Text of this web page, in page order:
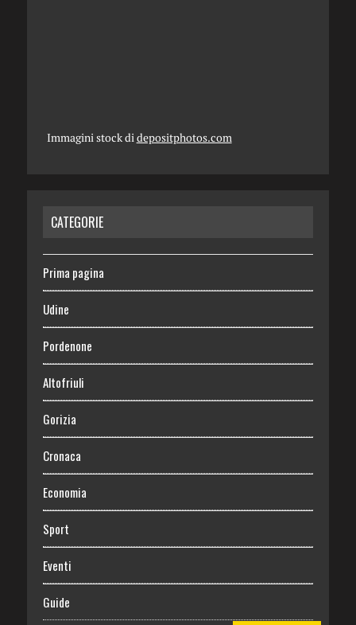
Immagini stock didepositphotos.com
CATEGORIE
Prima pagina
Udine
Pordenone
Altofriuli
Gorizia
Cronaca
Economia
Sport
Eventi
Guide